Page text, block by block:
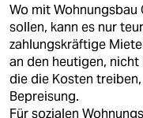
Wo mit
sollen, kann es nur
zahlungskräftige
an den heutigen,
die die Kosten
Bepreisung.
Für sozialen